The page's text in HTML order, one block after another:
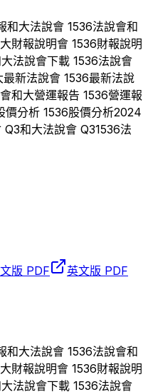
和大法說會 1536法說會和
財報說明會 1536財報說明
法說會下載 1536法說會
最新法說會 1536最新法說
和大營運報告 1536營運報
價分析 1536股價分析2024
Q3和大法說會 Q31536法
版 PDF 英文版 PDF
和大法說會 1536法說會和
財報說明會 1536財報說明
法說會下載 1536法說會